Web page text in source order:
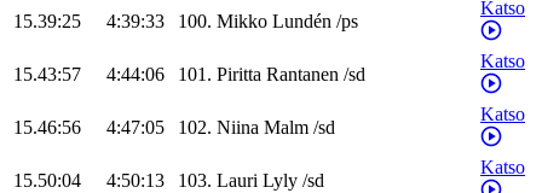
15.39:25 4:39:33 100. Mikko Lundén /ps
Katso
15.43:57 4:44:06 101. Piritta Rantanen /sd
Katso
15.46:56 4:47:05 102. Niina Malm /sd
Katso
15.50:04 4:50:13 103. Lauri Lyly /sd
Katso